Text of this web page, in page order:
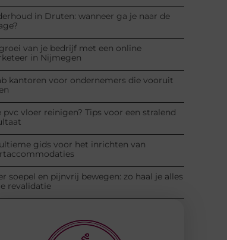
in Druten: wanneer ga je naar de
van je bedrijf met een online
in Nijmegen
kantoren voor ondernemers die vooruit
pvc vloer reinigen? Tips voor een stralend
gids voor het inrichten van
soepel en pijnvrij bewegen: zo haal je alles
revalidatie